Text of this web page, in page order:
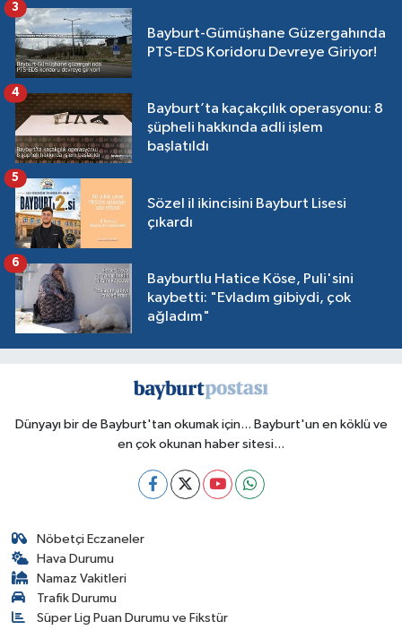
Bayburt-Gümüşhane Güzergahında
PTS-EDS Koridoru Devreye Giriyor!
3
Bayburt’ta kaçakçılık operasyonu: 8
şüpheli hakkında adli işlem
başlatıldı
4
Sözel il ikincisini Bayburt Lisesi
çıkardı
5
Bayburtlu Hatice Köse, Puli'sini
kaybetti: "Evladım gibiydi, çok
ağladım"
6
Dünyayı bir de Bayburt'tan okumak için... Bayburt'un en köklü ve
en çok okunan haber sitesi...
Nöbetçi Eczaneler
Hava Durumu
Namaz Vakitleri
Trafik Durumu
Süper Lig Puan Durumu ve Fikstür